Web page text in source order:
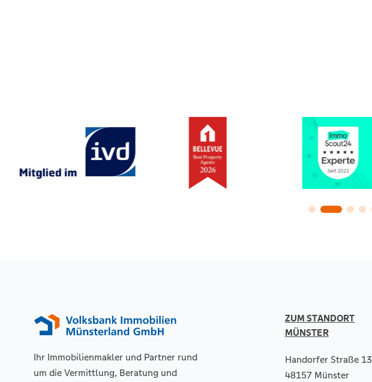
Ihr Immobilienmakler und Partner rund
um die Vermittlung, Beratung und
ZUM STANDORT
MÜNSTER
Handorfer Straße 13
48157 Münster